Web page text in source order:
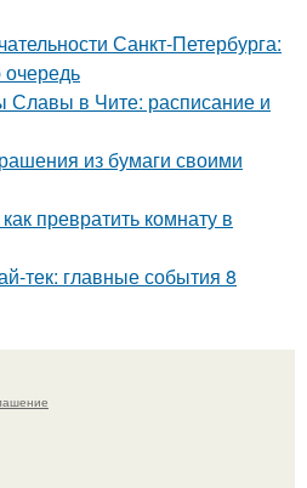
Санкт-Петербурга:
очередь
Славы в Чите: расписание и
из бумаги своими
превратить комнату в
тек: главные события 8